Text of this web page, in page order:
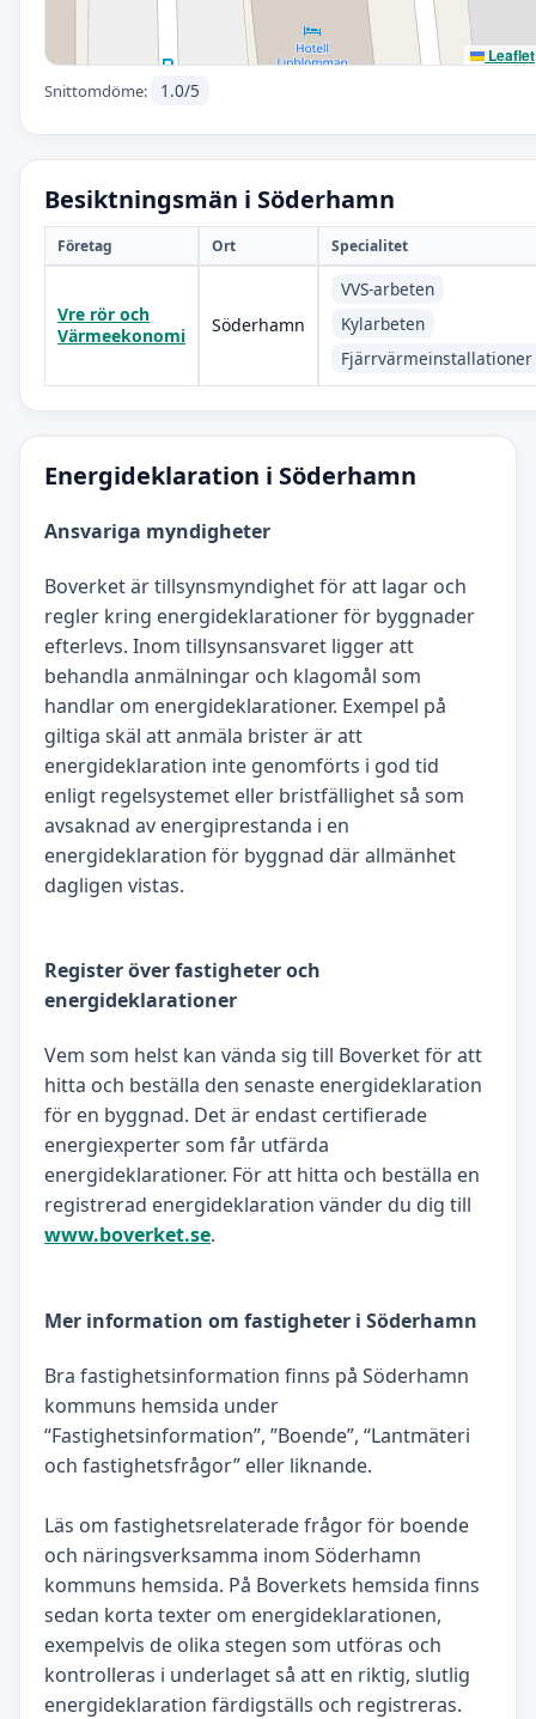
Leaflet
Snittomdöme:
1.0/5
Besiktningsmän i Söderhamn
Företag Ort Specialitet
Vre rör och
Värmeekonomi
Söderhamn
VVS-arbeten
Kylarbeten
Fjärrvärmeinstallationer
Energideklaration i Söderhamn
Ansvariga myndigheter
Boverket är tillsynsmyndighet för att lagar och
regler kring energideklarationer för byggnader
efterlevs. Inom tillsynsansvaret ligger att
behandla anmälningar och klagomål som
handlar om energideklarationer. Exempel på
giltiga skäl att anmäla brister är att
energideklaration inte genomförts i god tid
enligt regelsystemet eller bristfällighet så som
avsaknad av energiprestanda i en
energideklaration för byggnad där allmänhet
dagligen vistas.
Register över fastigheter och
energideklarationer
Vem som helst kan vända sig till Boverket för att
hitta och beställa den senaste energideklaration
för en byggnad. Det är endast certifierade
energiexperter som får utfärda
energideklarationer. För att hitta och beställa en
registrerad energideklaration vänder du dig till
www.boverket.se.
Mer information om fastigheter i Söderhamn
Bra fastighetsinformation finns på Söderhamn
kommuns hemsida under
“Fastighetsinformation”, ”Boende”, “Lantmäteri
och fastighetsfrågor” eller liknande.
Läs om fastighetsrelaterade frågor för boende
och näringsverksamma inom Söderhamn
kommuns hemsida. På Boverkets hemsida finns
sedan korta texter om energideklarationen,
exempelvis de olika stegen som utföras och
kontrolleras i underlaget så att en riktig, slutlig
energideklaration färdigställs och registreras.